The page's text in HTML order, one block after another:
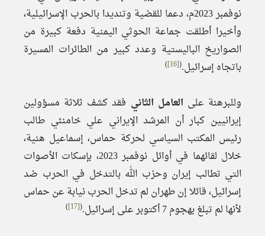
نوفمبر 2023م، دعما للقضية وتنديدا بالحرب الإسرائيلية،
وأخيرا أطلقت جماعة الحوثي اليمنية دفعة كبيرة من
الصواريخ الباليستية وعدد كبير من الطائرات المسيرة
باتجاه إسرائيل.(
[16]
)
وللبرهنة على العامل الثاني فقد كشف ثلاثة مسؤولين
إيرانيين كبار أن المرشد الإيراني علي خامنئي طالب
رئيس المكتب السياسي لحركة حماس، إسماعيل هنية،
خلال لقائهما في أوائل نوفمبر 2023، بإسكات الأصوات
التي تطالب إيران وحزب الله بالتدخل في الحرب ضد
إسرائيل، قائلا إن طهران لم تدخل الحرب نيابة عن حماس
لأنها لم تبلغ بهجوم 7 أكتوبر على إسرائيل.
(
[17]
)